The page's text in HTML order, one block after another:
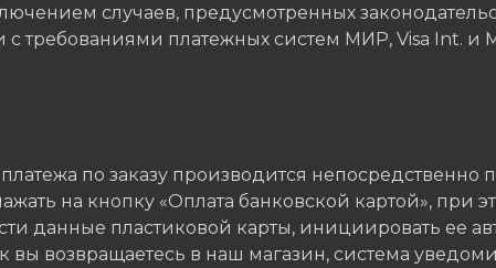
случаев, предусмотренных
с требованиями платежных систем МИР, Visa Int. и
по заказу производится непосредственно
на кнопку «Оплата банковской картой», при
данные пластиковой карты, инициировать ее
возвращаетесь в наш магазин, система